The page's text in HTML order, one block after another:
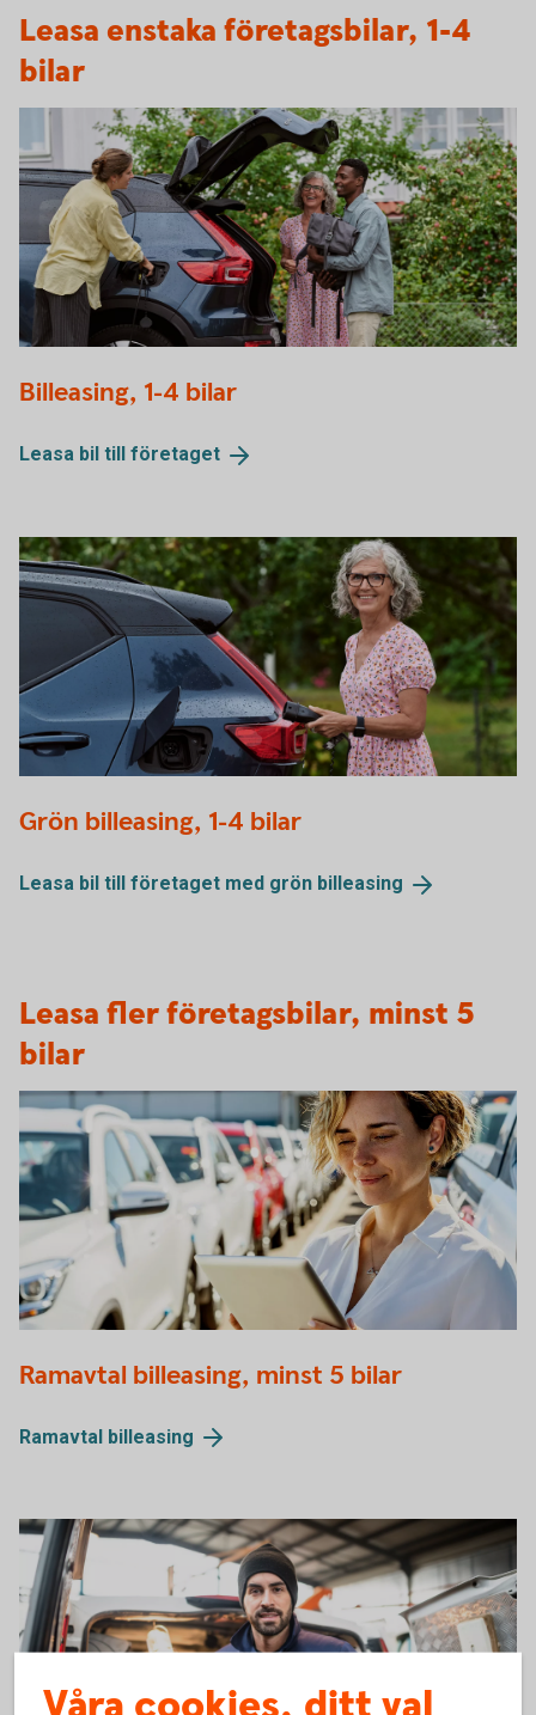
Leasa enstaka företagsbilar, 1-4
bilar
to be fully charged
Billeasing, 1-4 bilar
Leasa bil till företaget
Grön billeasing, 1-4 bilar
Leasa bil till företaget med grön billeasing
Leasa fler företagsbilar, minst 5
bilar
Ramavtal billeasing, minst 5 bilar
Ramavtal billeasing